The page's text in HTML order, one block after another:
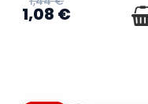
1,08 €